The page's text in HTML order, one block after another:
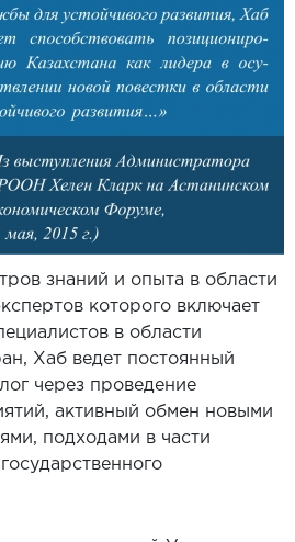
знаний и опыта в области
которого включает
в области
Хаб ведет постоянный
через проведение
активный обмен новыми
подходами в части